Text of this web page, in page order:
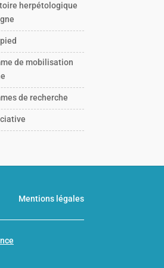
herpétologique
de mobilisation
de recherche
Mentions légales